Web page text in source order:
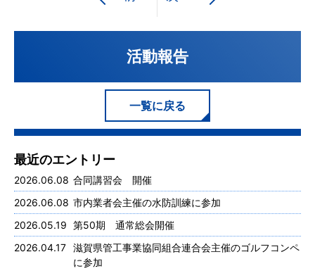
活動報告
一覧に戻る
最近のエントリー
2026.06.08 合同講習会 開催
2026.06.08 市内業者会主催の水防訓練に参加
2026.05.19 第50期 通常総会開催
2026.04.17 滋賀県管工事業協同組合連合会主催のゴルフコンペ
に参加